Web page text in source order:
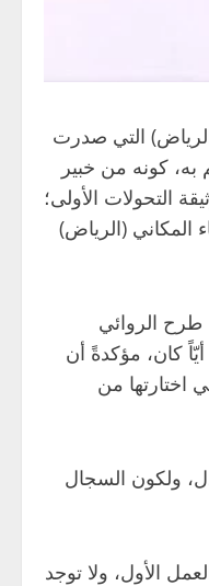
الرياض) التي صدرت
به، كونه من خبير
التحولات الأولى؛
المكاني (الرياض)
سواء كتبت الرواية أو لم تكتبها، إذ كلما تحضر الرواية يحضر الجدل حولها، وذهبت إلى أنه عقب 20 عاماً، طرح الروائي
كان، مؤكدةً أن
اختارتها من
ولكون السجال
الأول، ولا توجد